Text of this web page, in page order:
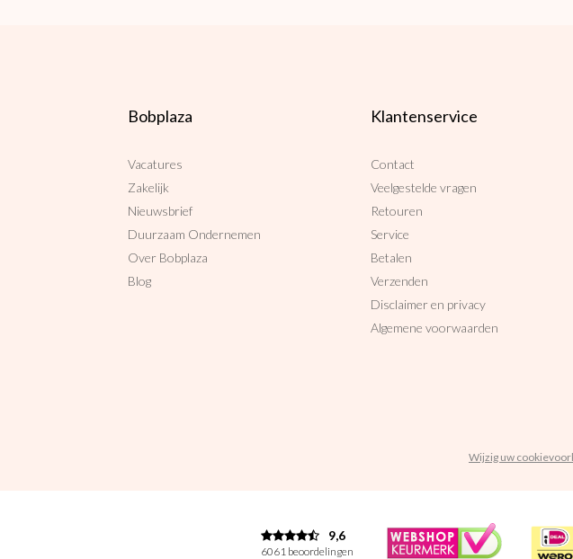
Bobplaza
Vacatures
Zakelijk
Nieuwsbrief
Duurzaam Ondernemen
Over Bobplaza
Blog
Klantenservice
Contact
Veelgestelde vragen
Retouren
Service
Betalen
Verzenden
Disclaimer en privacy
Algemene voorwaarden
Wijzig uw
9,6
6061 beoordelingen